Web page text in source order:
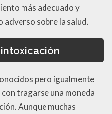
más adecuado y
adverso sobre la salud.
pero igualmente
tragarse una moneda
Aunque muchas